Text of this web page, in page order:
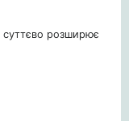
суттєво розширює